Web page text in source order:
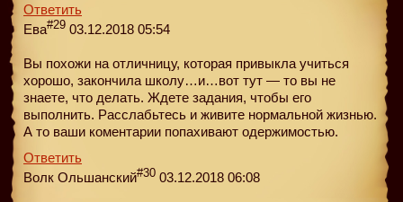
Ответить
Ева#29 03.12.2018 05:54
Вы похожи на отличницу, которая привыкла учиться
хорошо, закончила школу…и…вот тут — то вы не
знаете, что делать. Ждете задания, чтобы его
выполнить. Расслабьтесь и живите нормальной жизнью.
А то ваши коментарии попахивают одержимостью.
Ответить
Волк Ольшанский#30 03.12.2018 06:08